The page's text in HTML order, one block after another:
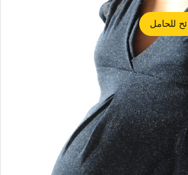
للحامل